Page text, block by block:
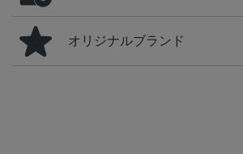
オリジナルブランド